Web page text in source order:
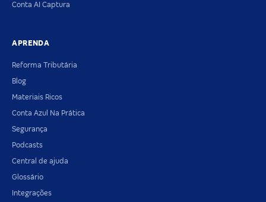
Conta AI Captura
APRENDA
Reforma Tributária
Blog
Materiais Ricos
Conta Azul Na Prática
Segurança
Podcasts
Central de ajuda
Glossário
Integrações